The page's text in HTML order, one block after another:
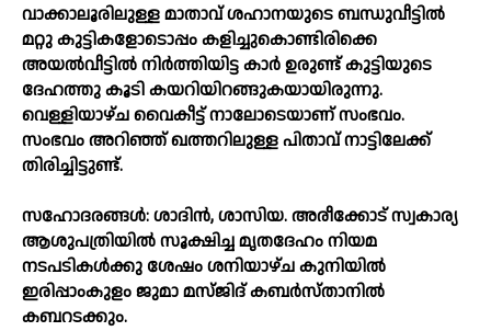
വാക്കാലൂരിലുള്ള മാതാവ് ശഹാനയുടെ ബന്ധുവീട്ടില്‍
മറ്റു കുട്ടികളോടൊപ്പം കളിച്ചുകൊണ്ടിരിക്കെ
അയല്‍വീട്ടില്‍ നിർത്തിയിട്ട കാർ ഉരുണ്ട് കുട്ടിയുടെ
ദേഹത്തു കൂടി കയറിയിറങ്ങുകയായിരുന്നു.
വെള്ളിയാഴ്ച വൈകീട്ട് നാലോടെയാണ് സംഭവം.
സംഭവം അറിഞ്ഞ് ഖത്തറിലുള്ള പിതാവ് നാട്ടിലേക്ക്
തിരിച്ചിട്ടുണ്ട്.
സഹോദരങ്ങള്‍: ശാദിൻ, ശാസിയ. അരീക്കോട് സ്വകാര്യ
ആശുപത്രിയില്‍ സൂക്ഷിച്ച മൃതദേഹം നിയമ
നടപടികള്‍ക്കു ശേഷം ശനിയാഴ്ച കുനിയില്‍
ഇരിപ്പാംകുളം ജുമാ മസ്ജിദ് കബർസ്താനില്‍
കബറടക്കും.